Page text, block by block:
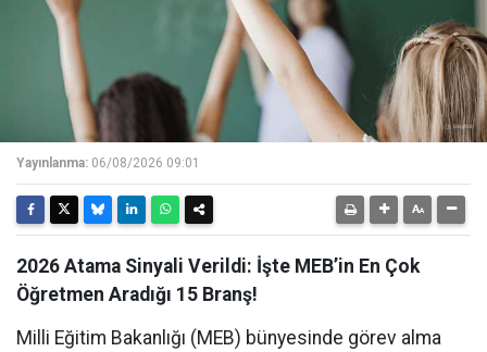
Yayınlanma: 06/08/2026 09:01
2026 Atama Sinyali Verildi: İşte MEB’in En Çok
Öğretmen Aradığı 15 Branş!
Milli Eğitim Bakanlığı (MEB) bünyesinde görev alma